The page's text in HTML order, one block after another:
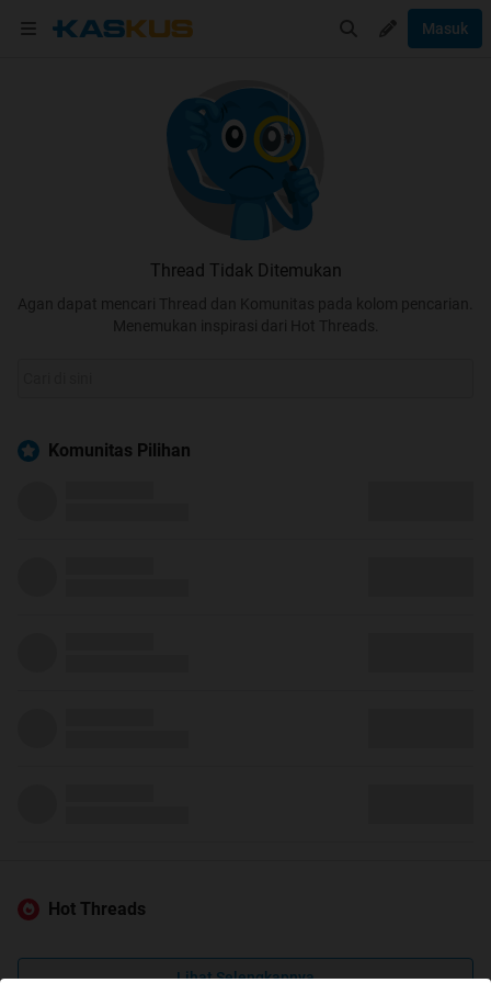
Masuk
Thread Tidak Ditemukan
Agan dapat mencari Thread dan Komunitas pada kolom pencarian.
Menemukan inspirasi dari Hot Threads.
Komunitas Pilihan
Hot Threads
Lihat Selengkapnya